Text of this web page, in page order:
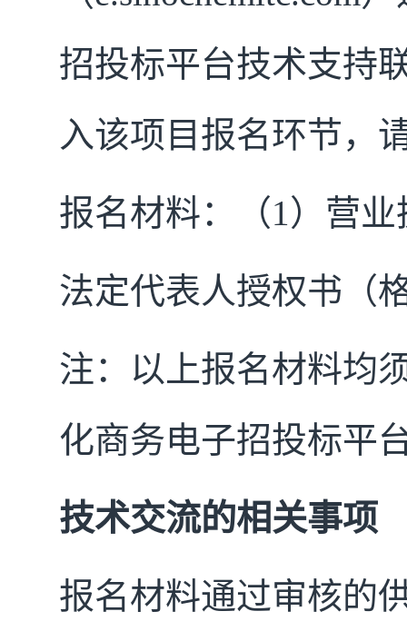
招投标平台技术支持
入该项目报名环节，
报名材料：（1）营
法定代表人授权书（
注：以上报名材料均
化商务电子招投标平
技术交流的相关事项
报名材料通过审核的